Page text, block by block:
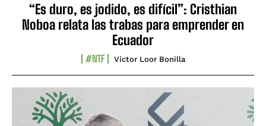
“Es duro, es jodido, es difícil”: Cristhian
Noboa relata las trabas para emprender en
Ecuador
#NTF Víctor Loor Bonilla